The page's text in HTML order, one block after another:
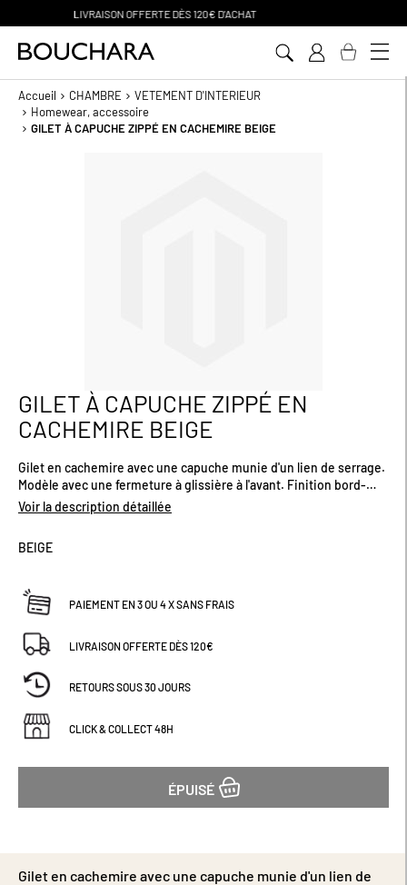
PAIEMENT EN 3 SANS FRAIS
Accueil CHAMBRE
VETEMENT D'INTERIEUR
Homewear, accessoire
GILET À CAPUCHE ZIPPÉ EN CACHEMIRE BEIGE
Passer
au
début
la
Galerie
d’images
GILET À CAPUCHE ZIPPÉ EN
CACHEMIRE BEIGE
Gilet en cachemire avec une capuche munie d'un lien de serrage.
Modèle avec une fermeture à glissière à l'avant. Finition bord-
côte à la base et en bas de manche. 100% cachemire.
260gr/m².Existe en plusieurs coloris.
Voir la description détaillée
BEIGE
PAIEMENT EN 3 OU 4 X SANS FRAIS
LIVRAISON OFFERTE DÈS 120€
RETOURS SOUS 30 JOURS
CLICK & COLLECT 48H
ÉPUISÉ
Gilet en cachemire avec une capuche munie d'un lien de